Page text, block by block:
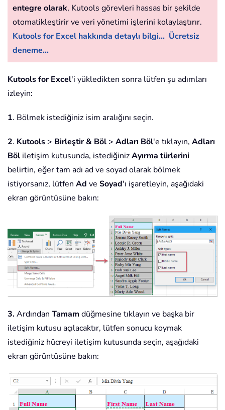
entegre olarak, Kutools görevleri hassas bir şekilde
otomatikleştirir ve veri yönetimi işlerini kolaylaştırır.
Kutools for Excel hakkında detaylı bilgi... Ücretsiz
deneme...
Kutools for Excel'i yükledikten sonra lütfen şu adımları
izleyin:
1. Bölmek istediğiniz isim aralığını seçin.
2. Kutools > Birleştir & Böl > Adları Böl'e tıklayın, Adları
Böl iletişim kutusunda, istediğinizAyırma türlerini
belirtin, eğer tam adı ad ve soyad olarak bölmek
istiyorsanız, lütfen Ad ve Soyad'ı işaretleyin, aşağıdaki
ekran görüntüsüne bakın:
3.Ardından Tamam düğmesine tıklayın ve başka bir
iletişim kutusu açılacaktır, lütfen sonucu koymak
istediğiniz hücreyi iletişim kutusunda seçin, aşağıdaki
ekran görüntüsüne bakın: